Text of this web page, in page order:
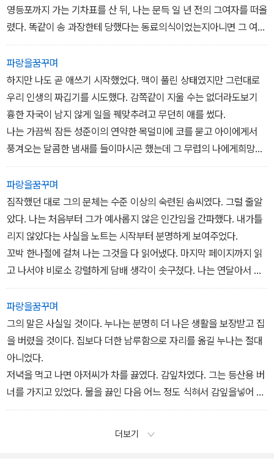
영등포까지 가는 기차표를 산 뒤, 나는 문득 일 년 전의 그여자를 떠올
렸다. 똑같이 송 과장한테 당했다는 동료의식이었는지아니면 그 여자
때문에 이 꼴이 되었다는 원망이었는지 알 수는 없다. 아주 잠깐 그녀
를 떠올렸을 뿐 곧 나는 내 미래에 사로잡혀 착잡한 심정으로 그곳을
떠났다.
파랑을꿈꾸며
하지만 나도 곧 애쓰기 시작했었다. 맥이 풀린 상태였지만 그런대로
우리 인생의 짜깁기를 시도했다. 감쪽같이 지울 수는 없더라도보기
흉한 자국이 남지 않게 일을 꿰맞추려고 무던히 애를 썼다.
나는 가끔씩 잠든 성준이의 연약한 목덜미에 코를 묻고 아이에게서
풍겨오는 달콤한 냄새를 들이마시곤 했는데 그 무렵의 나에게희망은
곧 그 달콤한 향기였다. 내가 아무리 깊은 어둠 속에 던져져있더라도
아직 늦지 않았다고 생각했다. 나는 얼마나 어리석었던가. 그때나 지
금이나 내가 마주하는 어둠은 음흉하고 비참하기 짝이 없다. 불행은
절대 멈추지 않는다. 다만 때를 기다릴 뿐이다.
파랑을꿈꾸며
짐작했던 대로 그의 문체는 수준 이상의 숙련된 솜씨였다. 그럴 줄알
았다. 나는 처음부터 그가 예사롭지 않은 인간임을 간파했다. 내가틀
리지 않았다는 사실을 노트는 시작부터 분명하게 보여주었다.
꼬박 한나절에 걸쳐 나는 그것을 다 읽어냈다. 마지막 페이지까지 읽
고 나서야 비로소 강렬하게 담배 생각이 솟구쳤다. 나는 연달아서 두
개비의 담배를 필터가 타들어 가도록 빨아들인 뒤 현기증으로 핑글
돌아버리고 말았다.
파랑을꿈꾸며
그의 말은 사실일 것이다. 누나는 분명히 더 나은 생활을 보장받고 집
을 버렸을 것이다. 집보다 더한 남루함으로 자리를 옮길 누나는 절대
아니었다.
저녁을 먹고 나면 아저씨가 차를 끓였다. 감잎차였다. 그는 등산용 버
너를 가지고 있었다. 물을 끓인 다음 어느 정도 식혀서 감잎을넣어 우
려낸 차를 한 잔씩 마셨다. 찻잔은 여기저기 이가 빠진 싸구려였어도
더보기